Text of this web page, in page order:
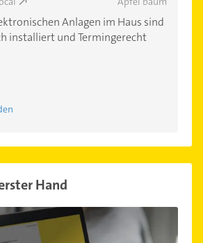
Anlagen im Haus sind
installiert und Termingerecht
Hand